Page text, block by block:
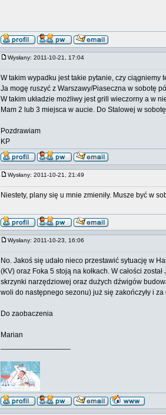
Wysłany: 2011-10-21, 17:04
W takim wypadku jest takie pytanie, czy ciągniemy
Ja mogę ruszyć z Warszawy/Piaseczna w sobotę
W takim układzie możliwy jest grill wieczorny a w
Mam 2 lub 3 miejsca w aucie. Do Stalowej w
Pozdrawiam
KP
Wysłany: 2011-10-21, 21:49
Niestety, plany się u mnie zmieniły. Musze być w
Wysłany: 2011-10-23, 16:06
No. Jakoś się udało nieco przestawić sytuację w
(KV) oraz Foka 5 stoją na kołkach. W całości
skrzynki narzędziowej oraz dużych dźwigów
woli do następnego sezonu) już się zakończyły i
Do zaobaczenia
Marian